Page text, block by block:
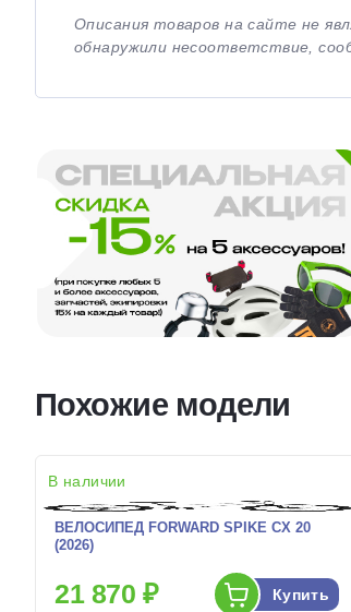
Описания товаров на сайте не
обнаружили несоответствие,
Похожие модели
В наличии
ВЕЛОСИПЕД FORWARD SPIKE CX 20
(2026)
21 870 ₽ Купить